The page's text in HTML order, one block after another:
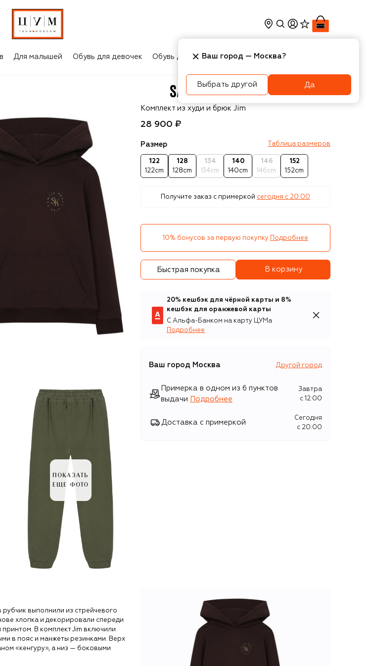
Для малышей Обувь для девочек Обувь для мальчиков Игрушки Аксесcуары
ПОКАЗАТЬ
ЕЩЕ ФОТО
Sasha Kim
Комплект из худи и брюк Jim
28 900 ₽
Размер Таблица размеров
122
122cm
128
128cm
134
134cm
140
140cm
146
146cm
152
152cm
Получите заказ с примеркой сегодня c 20:00
10% бонусов за первую покупку Подробнее
Быстрая покупка В корзину
20% кешбэк для чёрной карты и 8%
кешбэк для оранжевой карты
С Альфа-Банком на карту ЦУМа
Подробнее
Ваш город Москва Другой город
Примерка в одном из 6 пунктов
выдачи
Подробнее
Завтра
c 12:00
Доставка с примеркой
Сегодня
c 20:00
рубчик выполнили из стрейчевого
хлопка и декорировали спереди
В комплект Jim включили
в пояс и манжеты резинками. Верх
«кенгуру», а низ — боковыми
Ваш город — Москва?
Выбрать другой Да